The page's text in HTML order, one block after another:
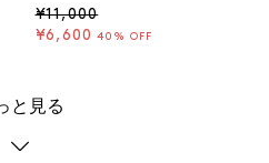
¥11,000
¥6,600 40% OFF
と見る